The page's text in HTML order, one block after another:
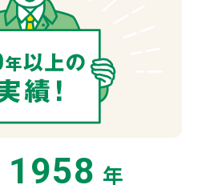
1958 年